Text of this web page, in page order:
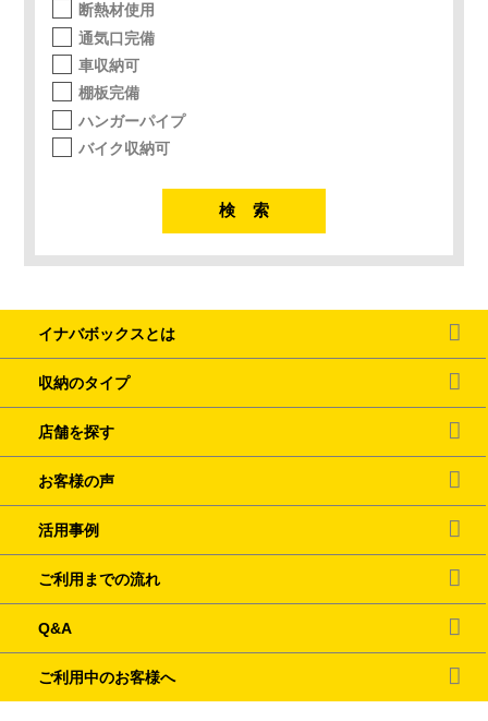
断熱材使用
通気口完備
車収納可
棚板完備
ハンガーパイプ
バイク収納可
イナバボックスとは
収納のタイプ
店舗を探す
お客様の声
活用事例
ご利用までの流れ
Q&A
ご利用中のお客様へ